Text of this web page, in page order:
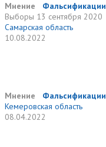
Мнение
Фальсификации
Выборы 13 сентября 2020
Самарская область
10.08.2022
Мнение
Фальсификации
Кемеровская область
08.04.2022